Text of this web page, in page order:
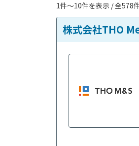
1件〜10件を表示 / 全578
株式会社THO